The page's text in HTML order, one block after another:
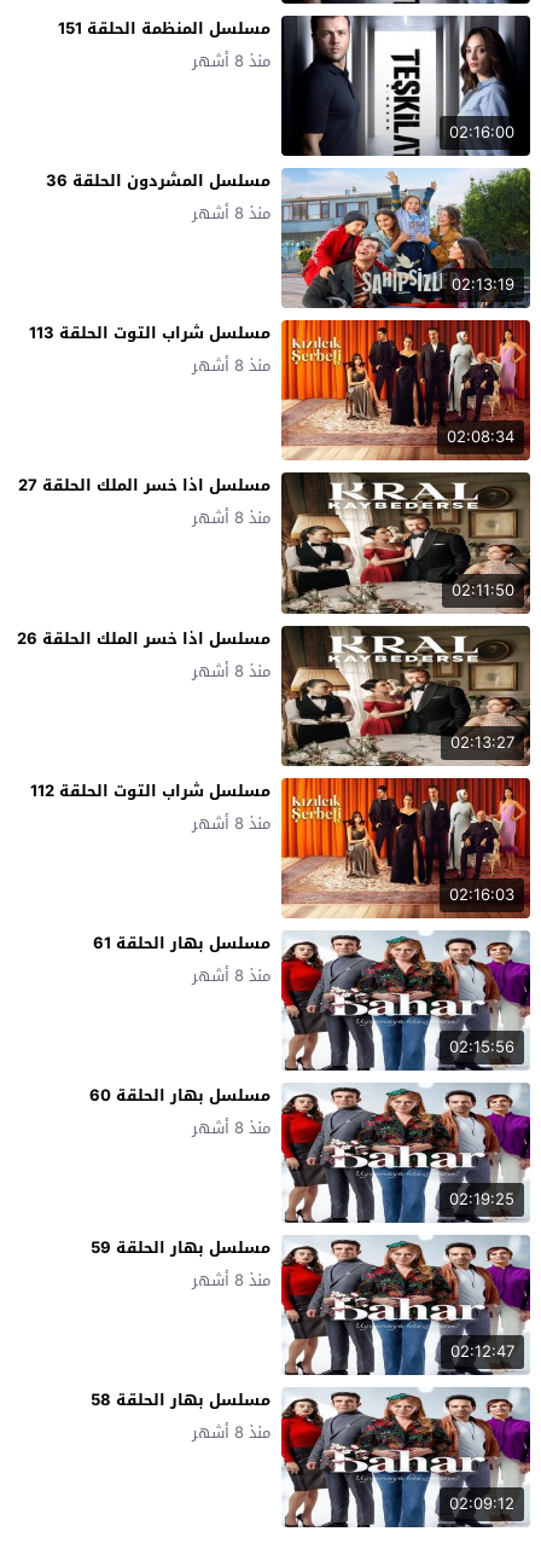
02:16:00
مسلسل المنظمة الحلقة 151
منذ 8 أشهر
02:13:19
مسلسل المشردون الحلقة 36
منذ 8 أشهر
02:08:34
مسلسل شراب التوت الحلقة 113
منذ 8 أشهر
02:11:50
مسلسل اذا خسر الملك الحلقة 27
منذ 8 أشهر
02:13:27
مسلسل اذا خسر الملك الحلقة 26
منذ 8 أشهر
02:16:03
مسلسل شراب التوت الحلقة 112
منذ 8 أشهر
02:15:56
مسلسل بهار الحلقة 61
منذ 8 أشهر
02:19:25
مسلسل بهار الحلقة 60
منذ 8 أشهر
02:12:47
مسلسل بهار الحلقة 59
منذ 8 أشهر
02:09:12
مسلسل بهار الحلقة 58
منذ 8 أشهر